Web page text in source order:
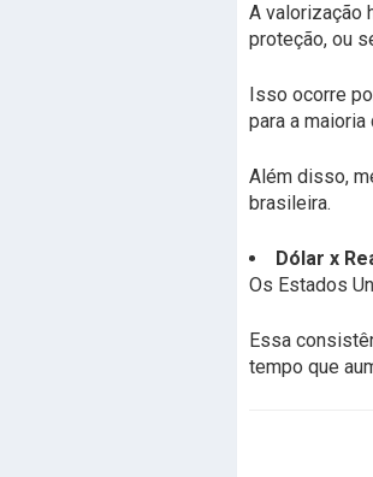
A valorização
proteção, ou
Isso ocorre
para a
Além disso,
brasileira.
Dólar x
Os Estados
Essa
tempo que